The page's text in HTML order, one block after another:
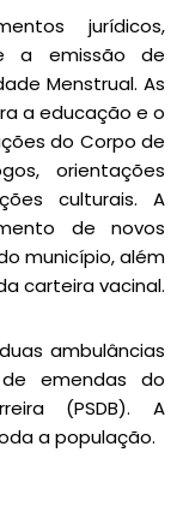
jurídicos,
a emissão de
Menstrual. As
a educação e o
do Corpo de
orientações
culturais. A
de novos
município, além
carteira vacinal.
ambulâncias
emendas do
(PSDB). A
a população.